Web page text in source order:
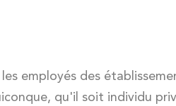
employés des
qu'il soit individu